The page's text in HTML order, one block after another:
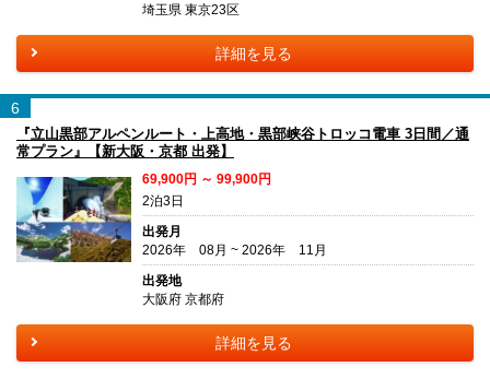
埼玉県 東京23区
詳細を見る
6
『立山黒部アルペンルート・上高地・黒部峡谷トロッコ電車 3日間／通
常プラン』【新大阪・京都 出発】
69,900円 ～ 99,900円
2泊3日
出発月
2026年 08月 ~ 2026年 11月
出発地
大阪府 京都府
詳細を見る